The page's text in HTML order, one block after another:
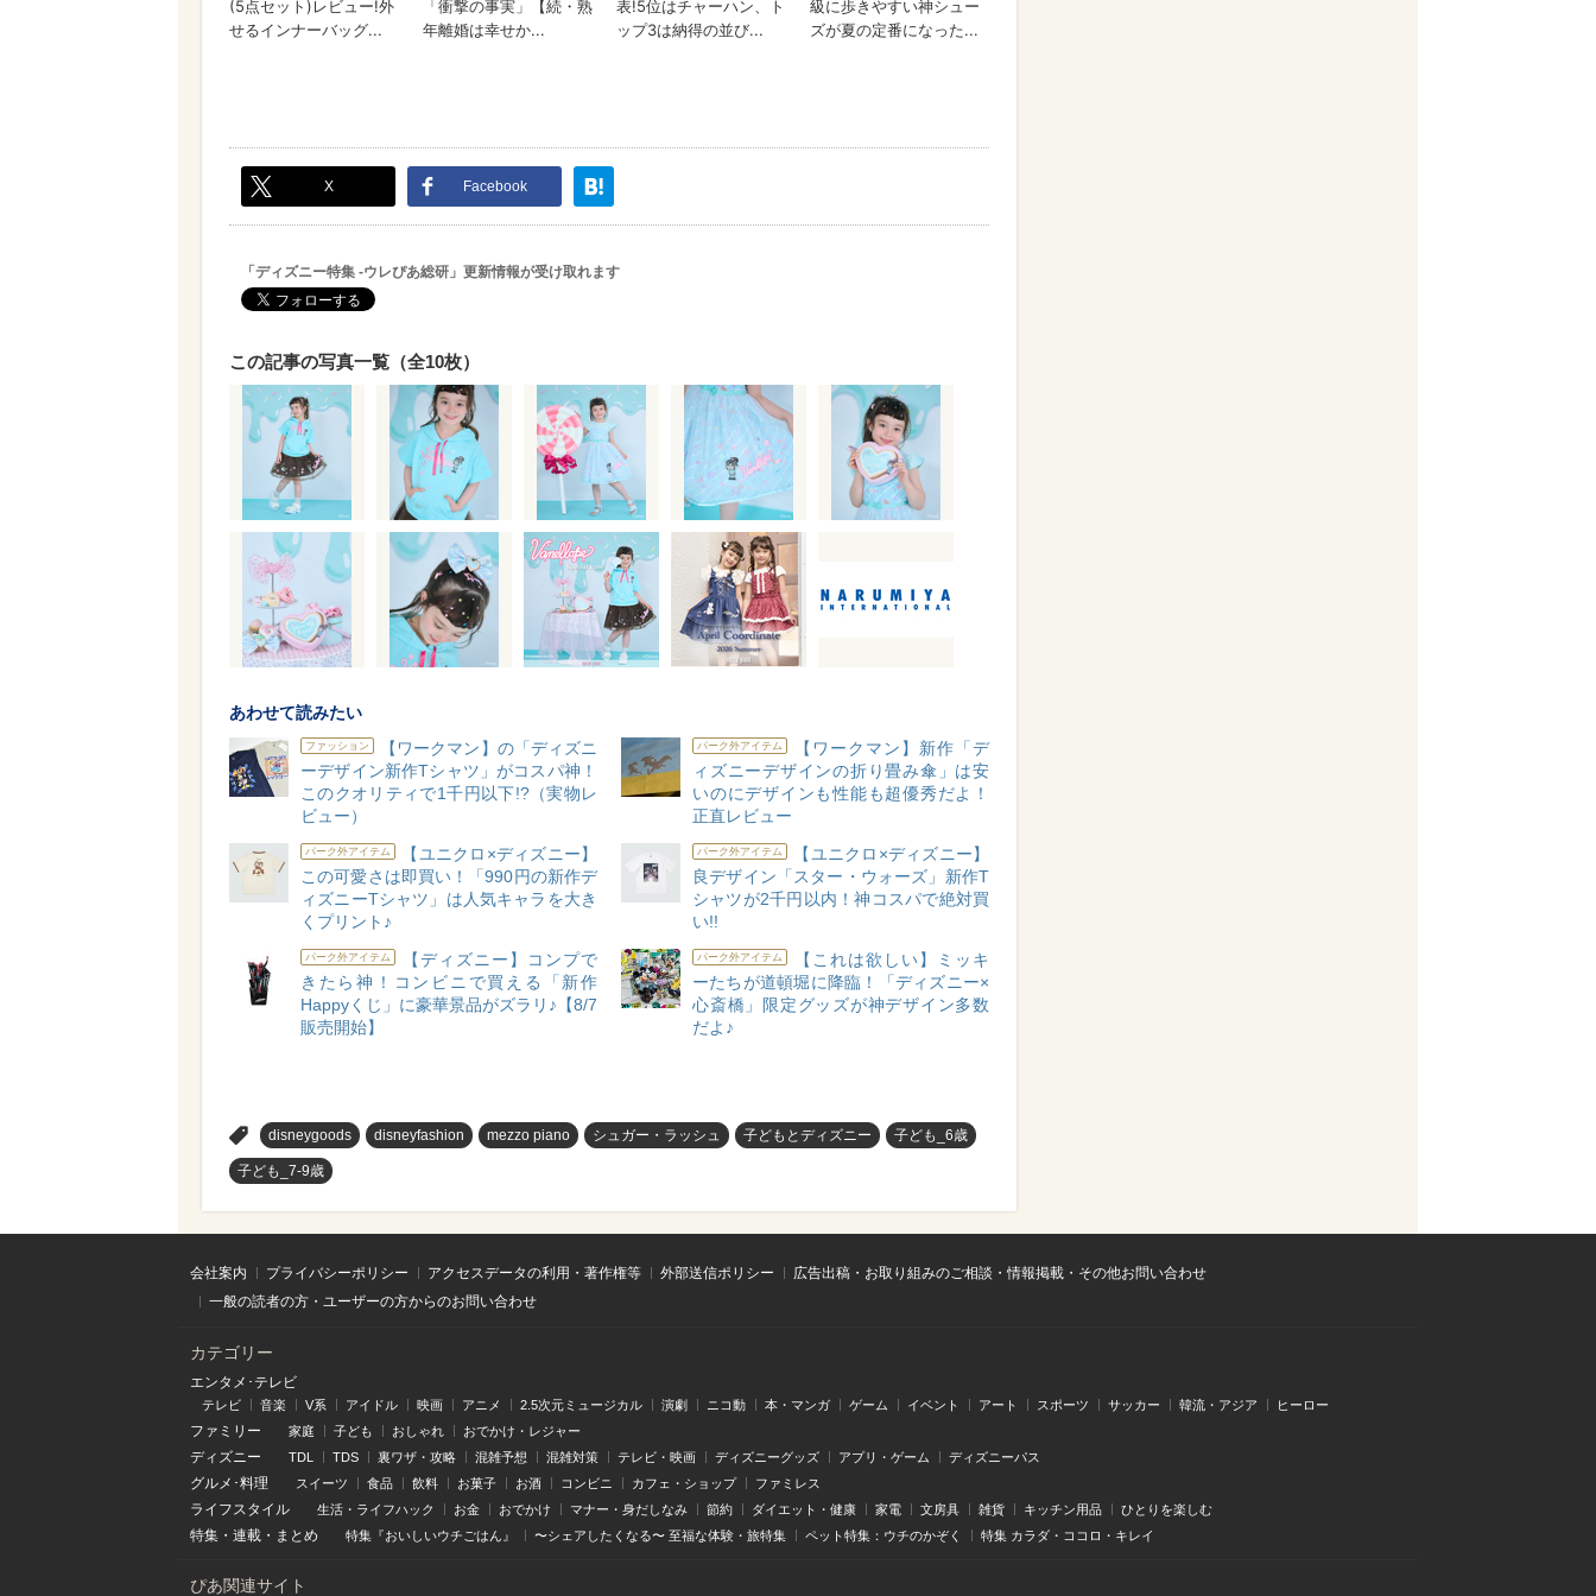
X Facebook
「ディズニー特集 -ウレぴあ総研」更新情報が受け取れます
この記事の写真一覧（全10枚）
あわせて読みたい
ファッション
【ワークマン】の「ディズニ
ーデザイン新作Tシャツ」がコスパ神！
このクオリティで1千円以下!?（実物レ
ビュー）
パーク外アイテム
【ワークマン】新作「デ
ィズニーデザインの折り畳み傘」は安
いのにデザインも性能も超優秀だよ！
正直レビュー
パーク外アイテム
【ユニクロ×ディズニー】
この可愛さは即買い！「990円の新作デ
ィズニーTシャツ」は人気キャラを大き
くプリント♪
パーク外アイテム
【ユニクロ×ディズニー】
良デザイン「スター・ウォーズ」新作T
シャツが2千円以内！神コスパで絶対買
い!!
パーク外アイテム
【ディズニー】コンプで
きたら神！コンビニで買える「新作
Happyくじ」に豪華景品がズラリ♪【8/7
販売開始】
パーク外アイテム
【これは欲しい】ミッキ
ーたちが道頓堀に降臨！「ディズニー×
心斎橋」限定グッズが神デザイン多数
だよ♪
disneygoods disneyfashion mezzo piano シュガー・ラッシュ 子どもとディズニー 子ども_6歳
子ども_7-9歳
会社案内 プライバシーポリシー アクセスデータの利用・著作権等 外部送信ポリシー
広告出稿・お取り組みのご相談・情報掲載・その他お問い合わせ
一般の読者の方・ユーザーの方からのお問い合わせ
カテゴリー
エンタメ･テレビ
テレビ 音楽 V系 アイドル 映画 アニメ 2.5次元ミュージカル 演劇 ニコ動 本・マンガ ゲーム イベント アート スポーツ サッカー 韓流・アジア ヒーロー
ファミリー 家庭 子ども おしゃれ おでかけ・レジャー
ディズニー TDL TDS 裏ワザ・攻略 混雑予想 混雑対策 テレビ・映画 ディズニーグッズ アプリ・ゲーム ディズニーパス
グルメ･料理 スイーツ 食品 飲料 お菓子 お酒 コンビニ カフェ・ショップ ファミレス
ライフスタイル 生活・ライフハック お金 おでかけ マナー・身だしなみ 節約 ダイエット・健康 家電 文房具 雑貨 キッチン用品 ひとりを楽しむ
特集 ・ 連載 ・ まとめ 特集『おいしいウチごはん』 〜シェアしたくなる〜 至福な体験・旅特集 ペット特集：ウチのかぞく 特集 カラダ・ココロ・キレイ
ぴあ関連サイト